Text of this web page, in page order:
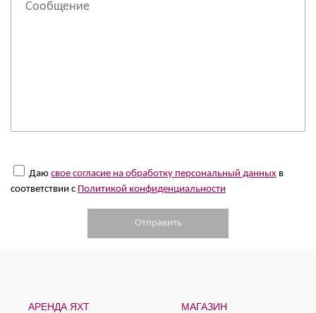
Даю свое согласие на обработку персональный данных в
соответствии с Политикой конфиденциальности
АРЕНДА ЯХТ МАГАЗИН